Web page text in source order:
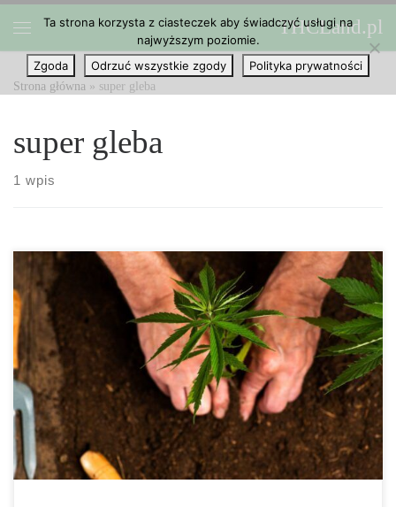
Przejdź do treści THCLand.pl
Strona główna » super gleba
super gleba
1 wpis
Jakie podłoże jest najtańsze do uprawy marihuany? Pewnie
zastanawiasz się, czy możesz uprawiać marihuanę budżetowo?
Wszystko zaczyna się od odpowiedniego wyboru podłoża. 1. Gleba
i mieszanka kokosowa. Mieszanki kokosowe są tańsze w
większości przypadków, ale ogólnie rzecz biorąc, to podłoże […]
Ta strona korzysta z ciasteczek aby świadczyć usługi na
najwyższym poziomie.
Zgoda
Odrzuć wszystkie zgody Polityka prywatności